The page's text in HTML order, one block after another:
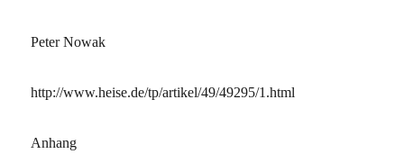
Peter Nowak
http://www.heise.de/tp/artikel/49/49295/1.html
Anhang